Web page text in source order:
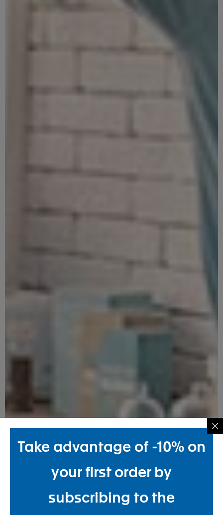
Take advantage of -10% on
your first order by
subscribing to the